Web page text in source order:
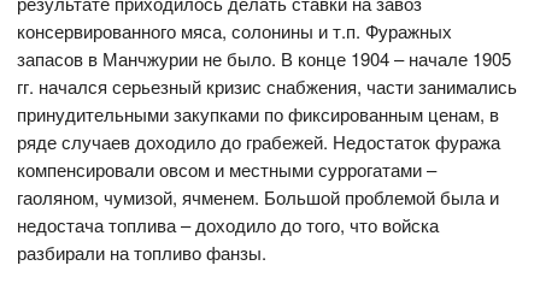
консервированного мяса, солонины и т.п. Фуражных
запасов в Манчжурии не было. В конце 1904 – начале 1905
гг. начался серьезный кризис снабжения, части занимались
принудительными закупками по фиксированным ценам, в
ряде случаев доходило до грабежей. Недостаток фуража
компенсировали овсом и местными суррогатами –
гаоляном, чумизой, ячменем. Большой проблемой была и
недостача топлива – доходило до того, что войска
разбирали на топливо фанзы.